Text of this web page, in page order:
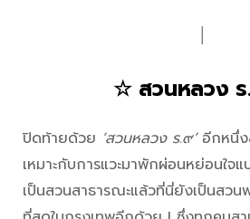
☆ สวนหลวง
ปิดท้ายด้วย ‘สวนหลวง ร.๙’อีกหนึ่ง
เหมาะกับการแวะมาพักผ่อนหย่อนใจ
เป็นสวนสาธารณะแล้วที่นี่ยังเป็นสว